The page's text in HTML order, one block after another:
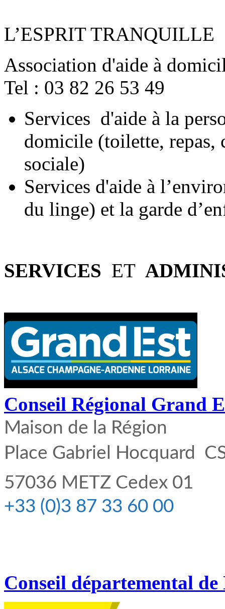
L’ESPRIT TRANQUILLE
Association d'aide à
Tel : 03 82 26 53 49
Services d'aide à la
domicile (toilette, repas,
sociale)
Services d'aide à
du linge) et la garde
SERVICES ET
Conseil Régional Grand
Maison de la Région
Place Gabriel Hocquard 
57036 METZ Cedex 01
+33 (0)3 87 33 60 00
Conseil départemental